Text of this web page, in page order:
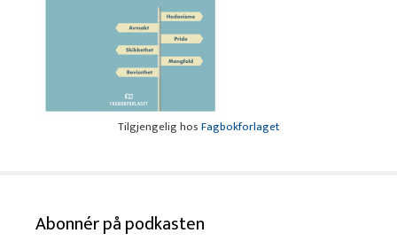
Tilgjengelig hosFagbokforlaget
Abonnér på podkasten